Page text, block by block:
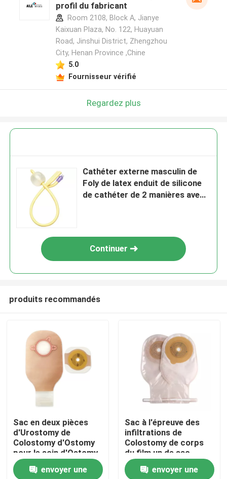
À la maison
Produits
Vidéos
profil du fabricant
Room 2108, Block A, Jianye
Kaixuan Plaza, No. 122, Huayuan
Road, Jinshui District, Zhengzhou
City, Henan Province ,Chine
5.0
Fournisseur vérifié
Regardez plus
Cathéter externe masculin de
Foly de latex enduit de silicone
de cathéter de 2 manières avec
Continuer
produits recommandés
Sac en deux pièces
d'Urostomy de
Colostomy d'Ostomy
pour le soin d'Ostomy
envoyer une
Sac à l'épreuve des
infiltrations de
Colostomy de corps
du film un de sac
jetable en un seul
morceau d'Ostomy
envoyer une